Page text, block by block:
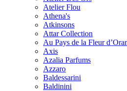
Atelier Flou
Athena's
Atkinsons
Attar Collection
Au Pays de la Fleur
Axis
Azalia Parfums
Azzaro
Baldessarini
Baldinini